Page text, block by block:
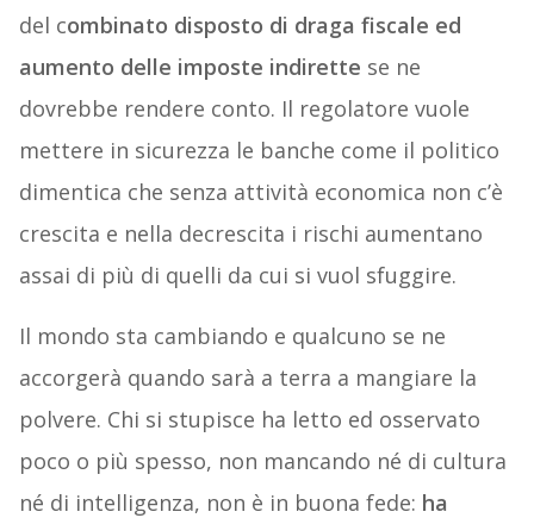
del combinato disposto di draga fiscale ed
aumento delle imposte indirette se ne
dovrebbe rendere conto. Il regolatore vuole
mettere in sicurezza le banche come il politico
dimentica che senza attività economica non c’è
crescita e nella decrescita i rischi aumentano
assai di più di quelli da cui si vuol sfuggire.
Il mondo sta cambiando e qualcuno se ne
accorgerà quando sarà a terra a mangiare la
polvere. Chi si stupisce ha letto ed osservato
poco o più spesso, non mancando né di cultura
né di intelligenza, non è in buona fede: ha